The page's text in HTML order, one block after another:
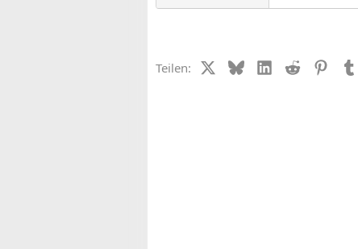
Teilen: X (Twitter)
BlueskyLinkedIn
Reddit